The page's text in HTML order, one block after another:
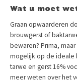
Wat u moet
Graan opwaarderen
brouwgerst of
bewaren? Prima,
mogelijk op de ideale
tarwe en gerst 16%
meer weten over het